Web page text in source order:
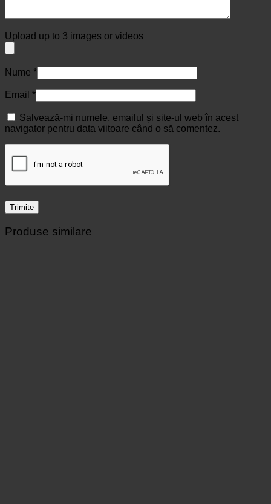
Upload up to 3 images or videos
Nume *
Email *
Salvează-mi numele, emailul și site-ul web în acest
navigator pentru data viitoare când o să comentez.
Produse similare